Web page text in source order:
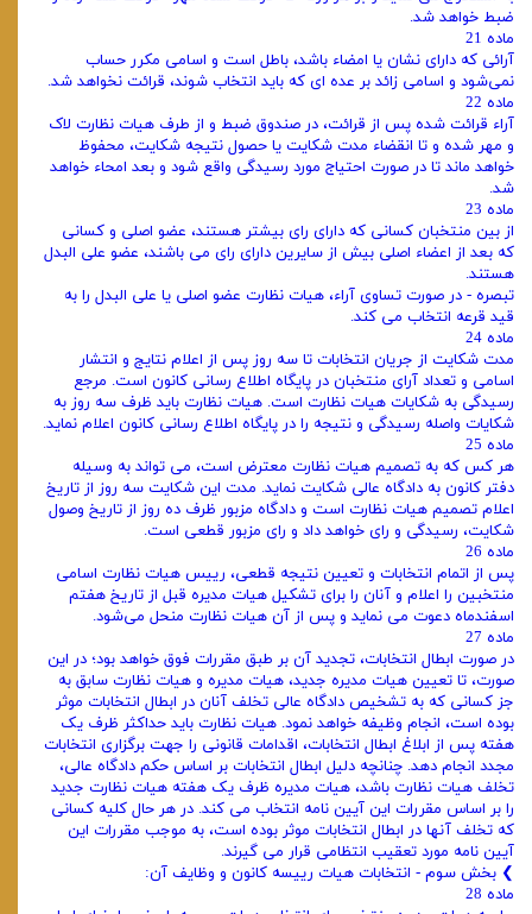
ضبط خواهد شد.
ماده 21
آرائی که دارای نشان یا امضاء باشد، باطل است و اسامی مکرر حساب
نمی‌شود و اسامی زائد بر عده ‌ای که باید انتخاب شوند، قرائت نخواهد شد.
ماده 22
آراء قرائت شده پس از قرائت، در صندوق ضبط و از طرف هیات نظارت لاک
و مهر شده و تا انقضاء مدت شکایت یا حصول نتیجه شکایت، محفوظ
خواهد ماند تا در صورت احتیاج مورد رسیدگی واقع شود و بعد امحاء خواهد
شد.
ماده 23
از بین منتخبان کسانی که دارای رای بیشتر هستند، عضو اصلی و کسانی
که بعد از اعضاء اصلی بیش از سایرین دارای رای می ‌باشند، عضو علی البدل
هستند.
تبصره - در صورت تساوی آراء، هیات نظارت عضو اصلی یا علی البدل را به
قید قرعه انتخاب می کند.
ماده 24
مدت شکایت از جریان انتخابات تا سه روز پس از اعلام نتایج و انتشار
اسامی و تعداد آرای منتخبان در پایگاه اطلاع ‌رسانی کانون است. مرجع
رسیدگی به شکایات هیات نظارت است. هیات نظارت باید ظرف سه روز به
شکایات واصله رسیدگی و نتیجه را در پایگاه اطلاع ‌رسانی کانون اعلام نماید.
ماده 25
هر کس که به تصمیم هیات نظارت معترض است، می ‌تواند به ‌وسیله
دفتر کانون به دادگاه عالی شکایت نماید. مدت این شکایت سه روز از تاریخ
اعلام تصمیم هیات نظارت است و دادگاه مزبور ظرف ده روز از تاریخ وصول
شکایت، رسیدگی و رای خواهد داد و رای مزبور قطعی است.
ماده 26
پس از اتمام انتخابات و تعیین نتیجه قطعی، رییس هیات نظارت اسامی
منتخبین را اعلام و آنان را برای تشکیل هیات ‌مدیره قبل از تاریخ هفتم
اسفندماه دعوت می ‌نماید و پس ‌از آن هیات نظارت منحل می‌شود.
ماده 27
در صورت ابطال انتخابات، تجدید آن بر طبق مقررات فوق خواهد بود؛ در این
صورت، تا تعیین هیات ‌مدیره جدید، هیات ‌مدیره و هیات نظارت سابق به
جز کسانی که به تشخیص دادگاه عالی تخلف آنان در ابطال انتخابات موثر
بوده است، انجام وظیفه خواهد نمود. هیات نظارت باید حداکثر ظرف یک
هفته پس از ابلاغ ابطال انتخابات، اقدامات قانونی را جهت برگزاری انتخابات
مجدد انجام دهد. چنانچه دلیل ابطال انتخابات بر اساس حکم دادگاه عالی،
تخلف هیات نظارت باشد، هیات‌ مدیره ظرف یک هفته هیات نظارت جدید
را بر اساس مقررات این آیین نامه انتخاب می کند. در هر حال کلیه کسانی
که تخلف آنها در ابطال انتخابات موثر بوده است، به ‌موجب مقررات این
آیین نامه مورد تعقیب انتظامی قرار می ‌گیرند.
❯ بخش سوم - انتخابات هیات ‌رییسه کانون و وظایف آن:
ماده 28